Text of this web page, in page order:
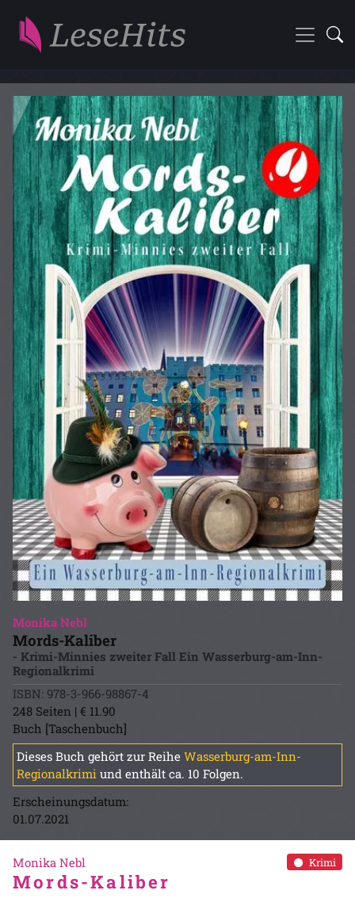
Monika Nebl
Mords-Kaliber
- Krimi-Minnies zweiter Fall Ein Wasserburg-am-Inn-
Regionalkrimi
ISBN: 978-3-966-98867-4
248 Seiten | € 11.90
Buch [Taschenbuch]
Dieses Buch gehört zur Reihe Wasserburg-am-Inn-
Regionalkrimi und enthält ca. 10 Folgen.
Erscheinungsdatum:
01.07.2021
Krimi
Monika Nebl
Mords-Kaliber